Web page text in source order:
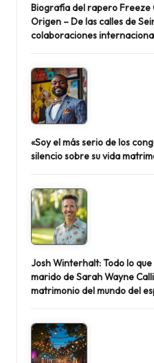
Biografía del rapero Freeze
Origen – De las calles de
colaboraciones
«Soy el más serio de los
silencio sobre su vida
Josh Winterhalt: Todo lo
marido de Sarah Wayne
matrimonio del mundo del